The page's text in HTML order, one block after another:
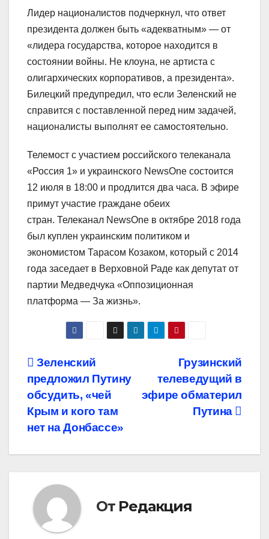
Лидер националистов подчеркнул, что ответ
президента должен быть «адекватным» — от
«лидера государства, которое находится в
состоянии войны. Не клоуна, не артиста с
олигархических корпоративов, а президента».
Билецкий предупредил, что если Зеленский не
справится с поставленной перед ним задачей,
националисты выполнят ее самостоятельно.
Телемост с участием российского телеканала
«Россия 1» и украинского NewsOne состоится
12 июля в 18:00 и продлится два часа. В эфире
примут участие граждане обеих
стран. Телеканал NewsOne в октябре 2018 года
был куплен украинским политиком и
экономистом Тарасом Козаком, который с 2014
года заседает в Верховной Раде как депутат от
партии Медведчука «Оппозиционная
платформа — За жизнь».
Навигация
по
записям
Грузинский
телеведущий в
эфире обматерил
Путина
Зеленский
предложил Путину
обсудить, «чей
Крым и кого там
нет на Донбассе»
От Редакция